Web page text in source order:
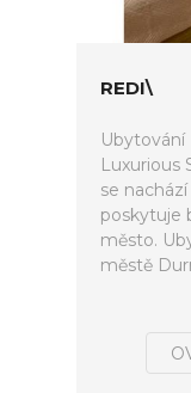
REDI\
Ubytování
Luxurious
se
poskytuje
město.
městě